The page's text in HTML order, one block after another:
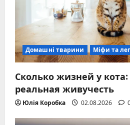
Домашні тварини Міфи та
Сколько жизней у
реальная живучесть
Юлія Коробка 02.08.2026